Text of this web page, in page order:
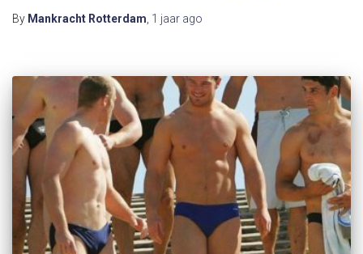
By Mankracht Rotterdam 1 jaar ago